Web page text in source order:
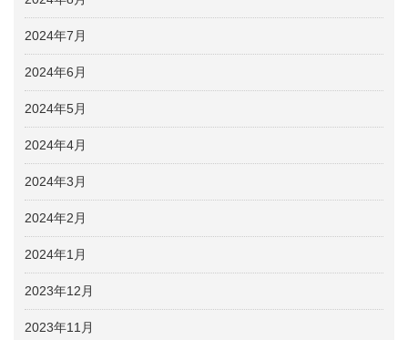
2024年7月
2024年6月
2024年5月
2024年4月
2024年3月
2024年2月
2024年1月
2023年12月
2023年11月